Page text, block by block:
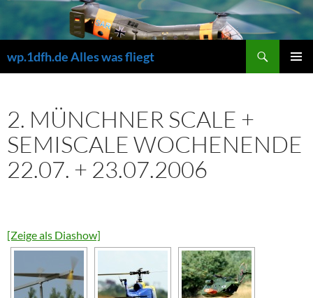
Zum
Inhalt
springen
wp.1dfh.de Alles was fliegt
2. MÜNCHNER SCALE +
SEMISCALE WOCHENENDE
22.07. + 23.07.2006
[Zeige als Diashow]